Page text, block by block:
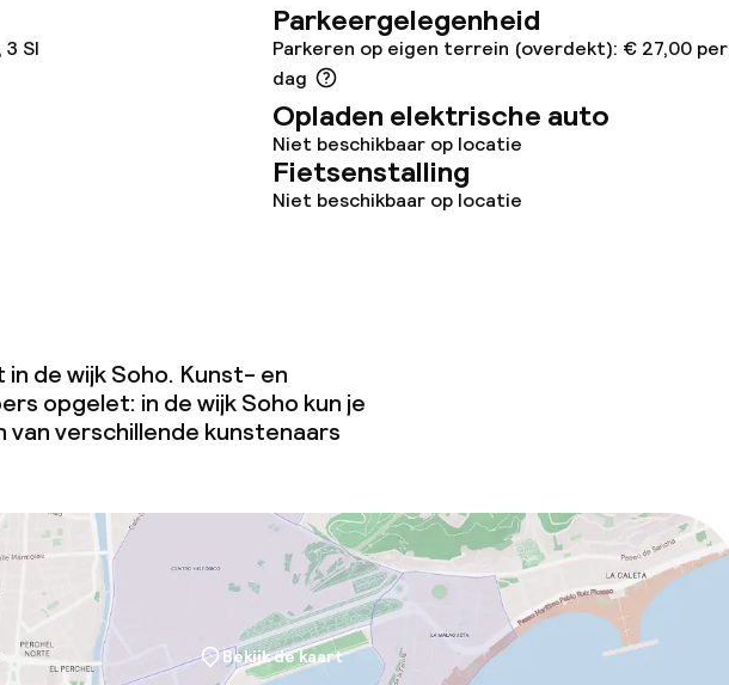
SI
Parkeergelegenheid
Parkeren op eigen terrein (overdekt): € 27,00 per
dag
Opladen elektrische auto
Niet beschikbaar op locatie
Fietsenstalling
Niet beschikbaar op locatie
de wijk Soho. Kunst- en
opgelet: in de wijk Soho kun je
van verschillende kunstenaars
Bekijk de kaart